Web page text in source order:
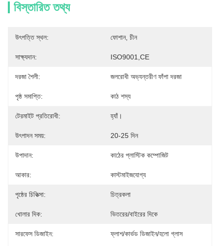
বিস্তারিত তথ্য
উৎপত্তি স্থল: ফোশান, চীন
সাক্ষ্যদান: ISO9001,CE
দরজা শৈলী: জলরোধী অভ্যন্তরীণ ফাঁপা দরজা
পৃষ্ঠ সমাপ্তি: কাঠ শস্য
টেরমাইট প্রতিরোধী: হ্যাঁ।
উৎপাদন সময়: 20-25 দিন
উপাদান: কাঠের প্লাস্টিক কম্পোজিট
আকার: কাস্টমাইজযোগ্য
পৃষ্ঠের চিকিত্সা: চিত্রকলা
খোলার দিক: ভিতরের/বাইরের দিকে
সারফেস ডিজাইন: ফ্লাশ/কার্ভড ডিজাইন/হলো গ্লাস